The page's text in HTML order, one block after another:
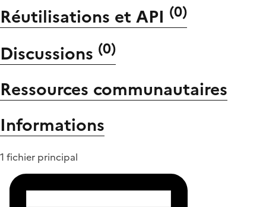
Réutilisations et API (0)
Discussions (0)
Ressources communautaires
Informations
1 fichier principal